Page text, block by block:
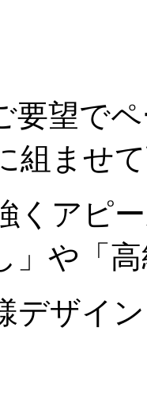
要望で
組ませ
くアピ
」や「
デザイ